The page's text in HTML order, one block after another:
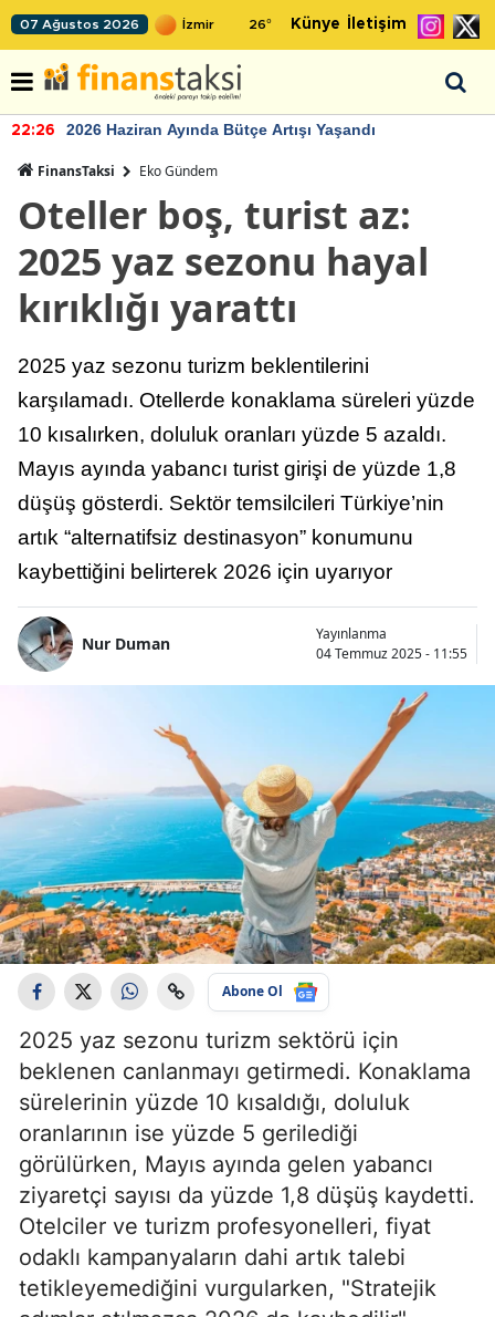
07 Ağustos 2026 26° Künye İletişim
22:26 2026 Haziran Ayında Bütçe Artışı Yaşandı
FinansTaksi Eko Gündem
Oteller boş, turist az:
2025 yaz sezonu hayal
kırıklığı yarattı
2025 yaz sezonu turizm beklentilerini
karşılamadı. Otellerde konaklama süreleri yüzde
10 kısalırken, doluluk oranları yüzde 5 azaldı.
Mayıs ayında yabancı turist girişi de yüzde 1,8
düşüş gösterdi. Sektör temsilcileri Türkiye’nin
artık “alternatifsiz destinasyon” konumunu
kaybettiğini belirterek 2026 için uyarıyor
Nur Duman
Yayınlanma
04 Temmuz 2025 - 11:55
Abone Ol
2025 yaz sezonu turizm sektörü için
beklenen canlanmayı getirmedi. Konaklama
sürelerinin yüzde 10 kısaldığı, doluluk
oranlarının ise yüzde 5 gerilediği
görülürken, Mayıs ayında gelen yabancı
ziyaretçi sayısı da yüzde 1,8 düşüş kaydetti.
Otelciler ve turizm profesyonelleri, fiyat
odaklı kampanyaların dahi artık talebi
tetikleyemediğini vurgularken, "Stratejik